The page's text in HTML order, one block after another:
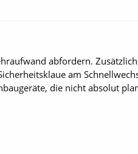
abfordern.
am
die nicht absolut